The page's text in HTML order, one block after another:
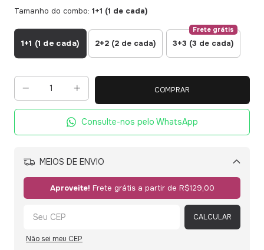
Tamanho do combo: 1+1 (1 de cada)
1+1 (1 de cada) 2+2 (2 de cada) 3+3 (3 de cada)
Frete grátis
Consulte-nos pelo WhatsApp
MEIOS DE ENVIO
Aproveite! Frete grátis a partir de R$129,00
CALCULAR
Não sei meu CEP